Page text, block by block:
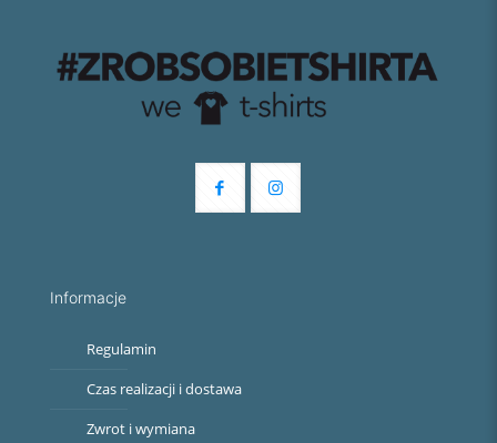
Informacje
Regulamin
Czas realizacji i dostawa
Zwrot i wymiana